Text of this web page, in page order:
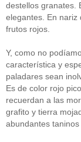
Acceder
destellos granates.
elegantes. En nariz
frutos rojos.
Y, como no
característica y
paladares sean
Es de color rojo
recuerdan a las
grafito y tierra
abundantes